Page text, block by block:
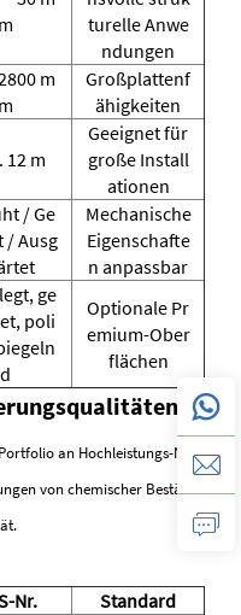
m
turelle Anwe
ndungen
m
m
Großplattenf
ähigkeiten
12 m
Geeignet für
große Install
ationen
/ Ge
/ Ausg
Mechanische
Eigenschafte
n anpassbar
ge
poli
d
Optionale Pr
emium-Ober
flächen
an Hochleistungs-Nick
von chemischer Beständi
Nr.
Standard